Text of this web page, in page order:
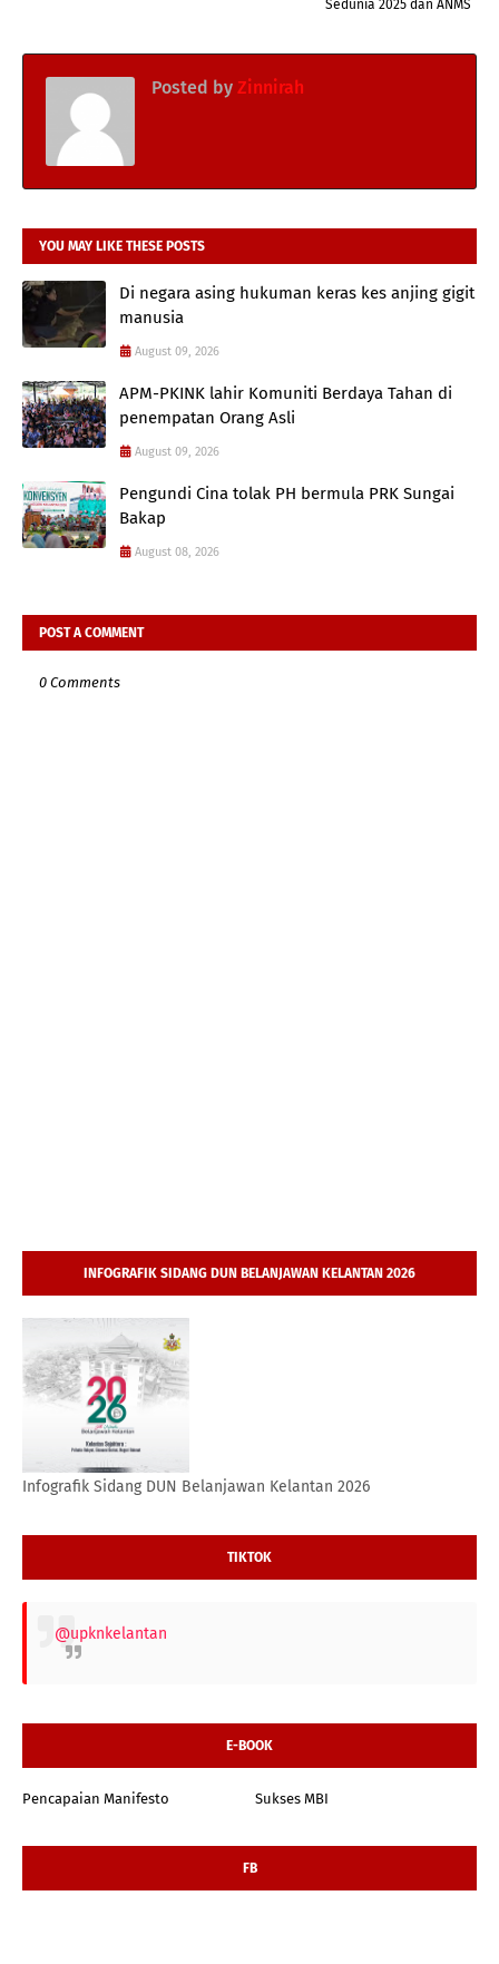
Sedunia 2025 dan ANMS
Posted by Zinnirah
YOU MAY LIKE THESE POSTS
Di negara asing hukuman keras kes anjing gigit
manusia
August 09, 2026
APM-PKINK lahir Komuniti Berdaya Tahan di
penempatan Orang Asli
August 09, 2026
Pengundi Cina tolak PH bermula PRK Sungai
Bakap
August 08, 2026
POST A COMMENT
0 Comments
INFOGRAFIK SIDANG DUN BELANJAWAN KELANTAN 2026
Infografik Sidang DUN Belanjawan Kelantan 2026
TIKTOK
@upknkelantan
E-BOOK
Pencapaian Manifesto Sukses MBI
FB